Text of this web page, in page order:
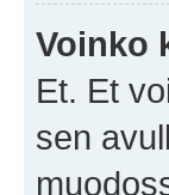
Voinko
Et. Et
sen